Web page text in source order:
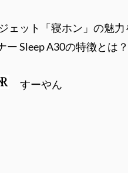
ェット「寝ホン」の魅
ー Sleep A30の特徴とは
すーやん